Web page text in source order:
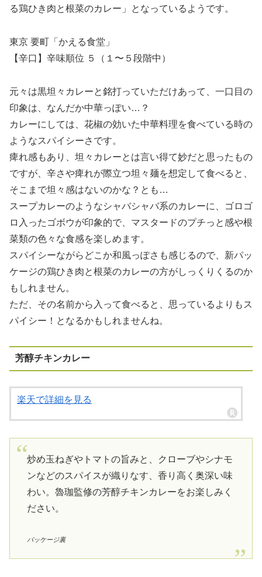
る鶏ひき肉と根菜のカレー」となっているようです。
東京 要町「かえる食堂」
【辛口】辛味順位 ５（１〜５段階中）
元々は黒坦々カレーと銘打っていただけあって、一口目の
印象は、なんだか中華っぽい…？
カレーにしては、花椒の効いた中華料理を食べている時の
ようなスパイシーさです。
痺れ感もあり、坦々カレーとは言い得て妙だと思ったもの
ですが、辛さや痺れが際立つ坦々麺を想定して食べると、
そこまで坦々感はないのかな？とも…
スープカレーのようなシャバシャバ系のカレーに、ゴロゴ
ロ入ったゴボウが印象的で、マスタードのプチっと感や根
菜類の色々な食感を楽しめます。
スパイシーながらどこか和風っぽさも感じるので、新パッ
ケージの鶏ひき肉と根菜のカレーの方がしっくりくるのか
もしれません。
ただ、その名前から入って食べると、思っているよりもス
パイシー！となるかもしれませんね。
芳醇チキンカレー
楽天で詳細を見る
炒め玉ねぎやトマトの旨みと、クローブやシナモ
ンなどのスパイスが織りなす、香り高く奥深い味
わい。魯珈監修の芳醇チキンカレーをお楽しみく
ださい。
パッケージ裏